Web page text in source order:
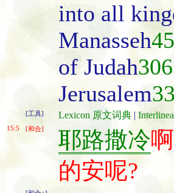
into all
Manasseh
of Judah
Jerusalem
[工具] Lexicon 原文词典 |
15:5 [和合] 耶路撒冷
的安呢?